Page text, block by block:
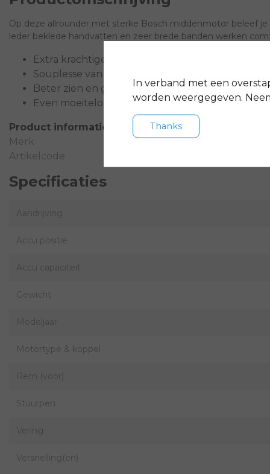
Op deze allrounder met sterke Bosch middenmotor beleef
leder beklede handvatten en zeer brede banden werken
Extra krachtige, geruisloze ondersteuning
Souplesse van fraai in het frame opgenomen
Beter zien en gezien worden dankzij heldere
Even moeiteloze als exacte bediening
Product informatie
Merk
Artikelcode
Specificaties
Aandrijving
Accu positie
Accu capaciteit
Gewicht
Modeljaar
Motortype & koppel
Rem (voor)
Stuurpen
Vering
Versnelling(en)
In verband met een
worden weergegeven.
Thanks